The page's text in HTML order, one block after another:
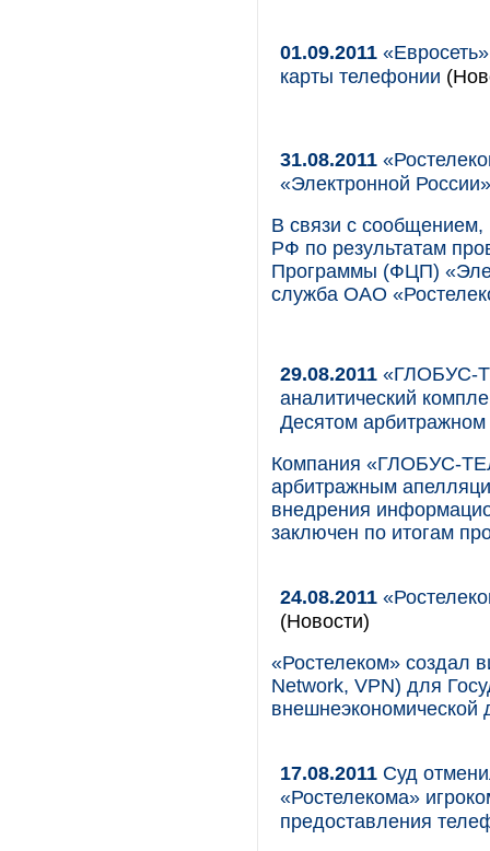
01.09.2011
карты телефонии
31.08.2011
«Электронной России»
В связи с сообщением,
РФ по результатам
Программы (ФЦП)
служба ОАО
29.08.2011 «ГЛОБУС-
аналитический
Десятом
Компания «ГЛОБУС-
арбитражным
внедрения
заключен по итогам
24.08.2011
(Новости)
«Ростелеком» создал
Network, VPN) для
внешнеэкономической
17.08.2011 Cуд
«Ростелекомa»
предоставления